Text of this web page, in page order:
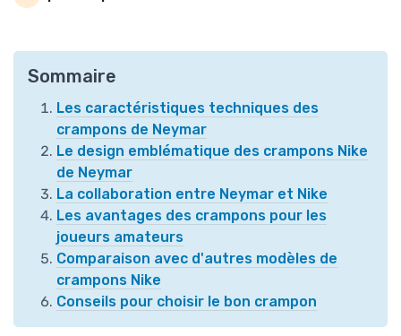
Sommaire
Les caractéristiques techniques des
crampons de Neymar
Le design emblématique des crampons Nike
de Neymar
La collaboration entre Neymar et Nike
Les avantages des crampons pour les
joueurs amateurs
Comparaison avec d'autres modèles de
crampons Nike
Conseils pour choisir le bon crampon